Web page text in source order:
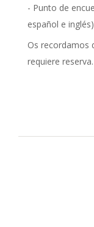
- Punto de
español e inglés)
Os recordamos
requiere